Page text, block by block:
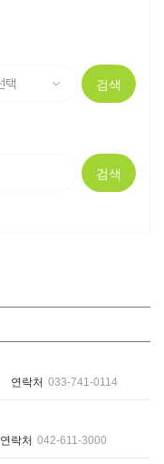
검색
검색
연락처 033-741-0114
연락처 042-611-3000